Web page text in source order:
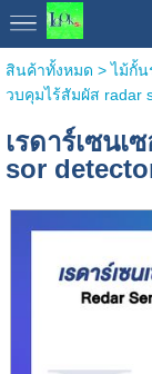
สินค้าทั้งหมด >ไม้กั้น
วบคุมไร้สัมผัส radar
เรดาร์เซน
sor